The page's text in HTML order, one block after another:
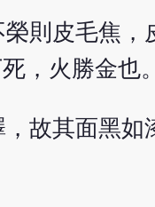
則皮毛焦，
，火勝金也。
故其面黑如